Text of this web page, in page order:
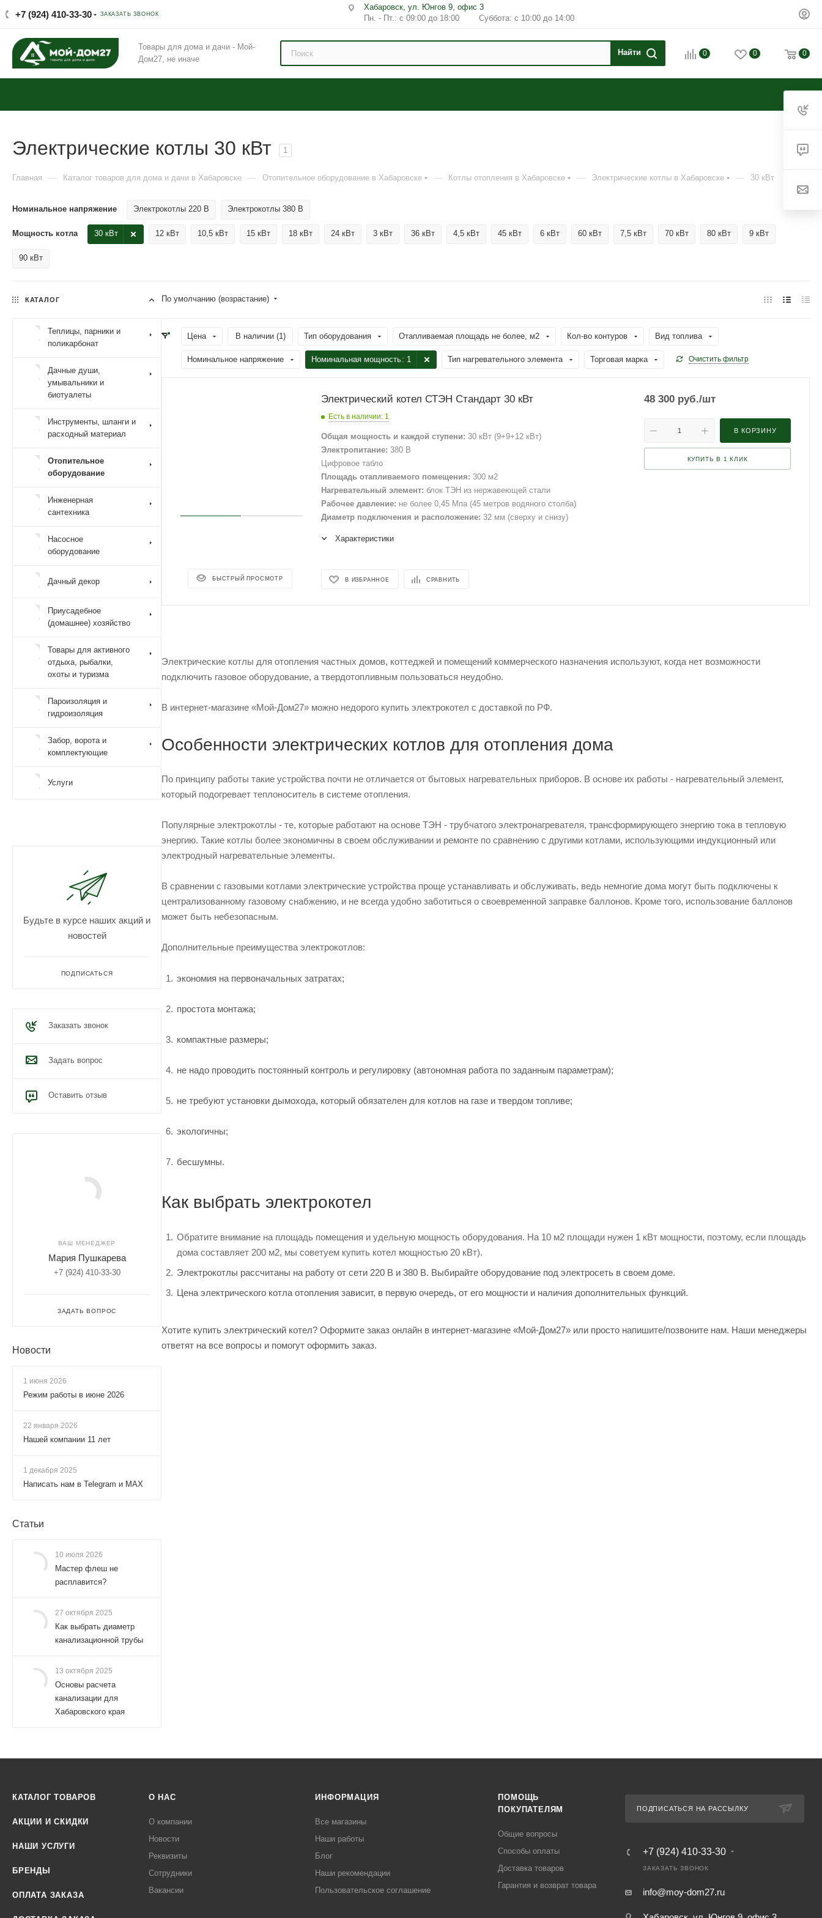
+7 (924) 410-33-30 ЗАКАЗАТЬ ЗВОНОК
Хабаровск, ул. Юнгов 9, офис 3
Пн. - Пт.: с 09:00 до 18:00 Суббота: с 10:00 до 14:00
Товары для дома и дачи - Мой-
Дом27, не иначе
0 0 0
Электрические котлы 30 кВт 1
Главная — Каталог товаров для дома и дачи в Хабаровске — Отопительное оборудование в Хабаровске — Котлы отопления в Хабаровске — Электрические котлы в Хабаровске — 30 кВт
Номинальное напряжение Электрокотлы 220 В Электрокотлы 380 В
Мощность котла 12 кВт 10,5 кВт 15 кВт 18 кВт 24 кВт 3 кВт
30 кВт 36 кВт 4,5 кВт 45 кВт 6 кВт 60 кВт 7,5 кВт 70 кВт 80 кВт 9 кВт
90 кВт
По умолчанию (возрастание)
Цена В наличии (1) Тип оборудования Отапливаемая площадь не более, м2 Кол-во контуров Вид топлива
Номинальное напряжение Номинальная мощность: 1 Тип нагревательного элемента Торговая марка Очистить фильтр
БЫСТРЫЙ ПРОСМОТР
Электрический котел СТЭН Стандарт 30 кВт
Есть в наличии: 1
Общая мощность и каждой ступени: 30 кВт (9+9+12 кВт)
Электропитание: 380 В
Цифровое табло
Площадь отапливаемого помещения: 300 м2
Нагревательный элемент: блок ТЭН из нержавеющей стали
Рабочее давление: не более 0,45 Мпа (45 метров водяного столба)
Диаметр подключения и расположение: 32 мм (сверху и снизу)
Характеристики
В ИЗБРАННОЕ СРАВНИТЬ
48 300 руб./шт
В КОРЗИНУ
КУПИТЬ В 1 КЛИК
Электрические котлы для отопления частных домов, коттеджей и помещений коммерческого назначения используют, когда нет возможности
подключить газовое оборудование, а твердотопливным пользоваться неудобно.
В интернет-магазине «Мой-Дом27» можно недорого купить электрокотел с доставкой по РФ.
Особенности электрических котлов для отопления дома
По принципу работы такие устройства почти не отличается от бытовых нагревательных приборов. В основе их работы - нагревательный элемент,
который подогревает теплоноситель в системе отопления.
Популярные электрокотлы - те, которые работают на основе ТЭН - трубчатого электронагревателя, трансформирующего энергию тока в тепловую
энергию. Такие котлы более экономичны в своем обслуживании и ремонте по сравнению с другими котлами, использующими индукционный или
электродный нагревательные элементы.
В сравнении с газовыми котлами электрические устройства проще устанавливать и обслуживать, ведь немногие дома могут быть подключены к
централизованному газовому снабжению, и не всегда удобно заботиться о своевременной заправке баллонов. Кроме того, использование баллонов
может быть небезопасным.
Дополнительные преимущества электрокотлов:
экономия на первоначальных затратах;
простота монтажа;
компактные размеры;
не надо проводить постоянный контроль и регулировку (автономная работа по заданным параметрам);
не требуют установки дымохода, который обязателен для котлов на газе и твердом топливе;
экологичны;
бесшумны.
Как выбрать электрокотел
Обратите внимание на площадь помещения и удельную мощность оборудования. На 10 м2 площади нужен 1 кВт мощности, поэтому, если площадь
дома составляет 200 м2, мы советуем купить котел мощностью 20 кВт).
Электрокотлы рассчитаны на работу от сети 220 В и 380 В. Выбирайте оборудование под электросеть в своем доме.
Цена электрического котла отопления зависит, в первую очередь, от его мощности и наличия дополнительных функций.
Хотите купить электрический котел? Оформите заказ онлайн в интернет-магазине «Мой-Дом27» или просто напишите/позвоните нам. Наши менеджеры
ответят на все вопросы и помогут оформить заказ.
КАТАЛОГ
Теплицы, парники и
поликарбонат
Дачные души,
умывальники и
биотуалеты
Инструменты, шланги и
расходный материал
Отопительное
оборудование
Инженерная
сантехника
Насосное
оборудование
Дачный декор
Приусадебное
(домашнее) хозяйство
Товары для активного
отдыха, рыбалки,
охоты и туризма
Пароизоляция и
гидроизоляция
Забор, ворота и
комплектующие
Услуги
Будьте в курсе наших акций и
новостей
ПОДПИСАТЬСЯ
Заказать звонок
Задать вопрос
Оставить отзыв
ВАШ МЕНЕДЖЕР
Мария Пушкарева
+7 (924) 410-33-30
ЗАДАТЬ ВОПРОС
Новости
1 июня 2026
Режим работы в июне 2026
22 января 2026
Нашей компании 11 лет
1 декабря 2025
Написать нам в Telegram и MAX
Статьи
10 июля 2026
Мастер флеш не
расплавится?
27 октября 2025
Как выбрать диаметр
канализационной трубы
13 октября 2025
Основы расчета
канализации для
Хабаровского края
КАТАЛОГ ТОВАРОВ
АКЦИИ И СКИДКИ
НАШИ УСЛУГИ
БРЕНДЫ
ОПЛАТА ЗАКАЗА
О НАС
О компании
Новости
Реквизиты
Сотрудники
Вакансии
ИНФОРМАЦИЯ
Все магазины
Наши работы
Блог
Наши рекомендации
Пользовательское соглашение
ПОМОЩЬ
ПОКУПАТЕЛЯМ
Общие вопросы
Способы оплаты
Доставка товаров
Гарантия и возврат товара
ПОДПИСАТЬСЯ НА РАССЫЛКУ
+7 (924) 410-33-30
ЗАКАЗАТЬ ЗВОНОК
info@moy-dom27.ru